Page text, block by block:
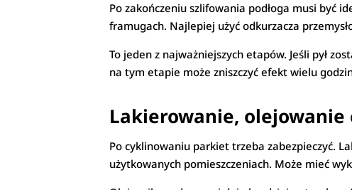
Po zakończeniu szlifowania podłoga musi być
framugach. Najlepiej użyć odkurzacza
To jeden z najważniejszych etapów. Jeśli pył
na tym etapie może zniszczyć efekt wielu
Lakierowanie, olejowanie
Po cyklinowaniu parkiet trzeba zabezpieczyć.
użytkowanych pomieszczeniach. Może mieć